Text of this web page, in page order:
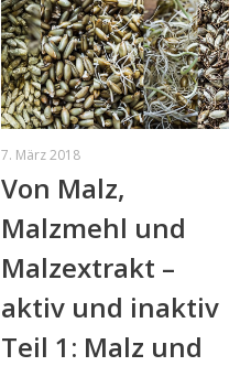
7. März 2018
Von Malz,
Malzmehl und
Malzextrakt –
aktiv und inaktiv
Teil 1: Malz und